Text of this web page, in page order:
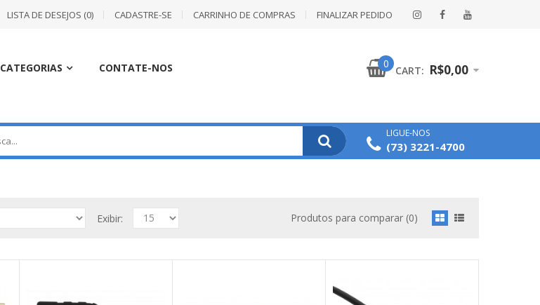
LISTA DE DESEJOS (0) CADASTRE-SE CARRINHO DE COMPRAS FINALIZAR PEDIDO
CATEGORIAS CONTATE-NOS 0
CART: R$0,00
LIGUE-NOS
(73) 3221-4700
Produtos para comparar (0)
Exibir: